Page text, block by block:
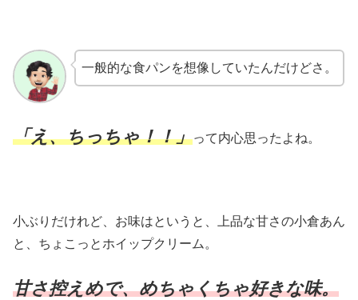
一般的な食パンを想像していたんだけどさ。
「え、ちっちゃ！！」って内心思ったよね。
小ぶりだけれど、お味はというと、上品な甘さの小倉あん
と、ちょこっとホイップクリーム。
甘さ控えめで、めちゃくちゃ好きな味。